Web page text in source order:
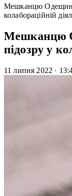
Мешканцю
колабораційній
Мешканцю
підозру у
11 липня 2022 ·